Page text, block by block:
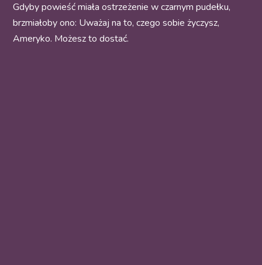
Gdyby powieść miała ostrzeżenie w czarnym pudełku,
brzmiałoby ono: Uważaj na to, czego sobie życzysz,
Ameryko. Możesz to dostać.